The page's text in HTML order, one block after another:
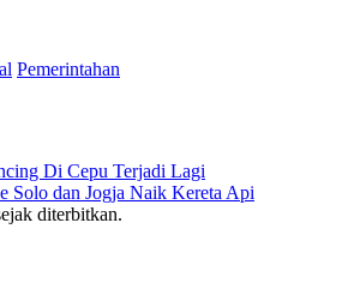
Pemerintahan
Di Cepu Terjadi Lagi
Solo dan Jogja Naik Kereta Api
diterbitkan.